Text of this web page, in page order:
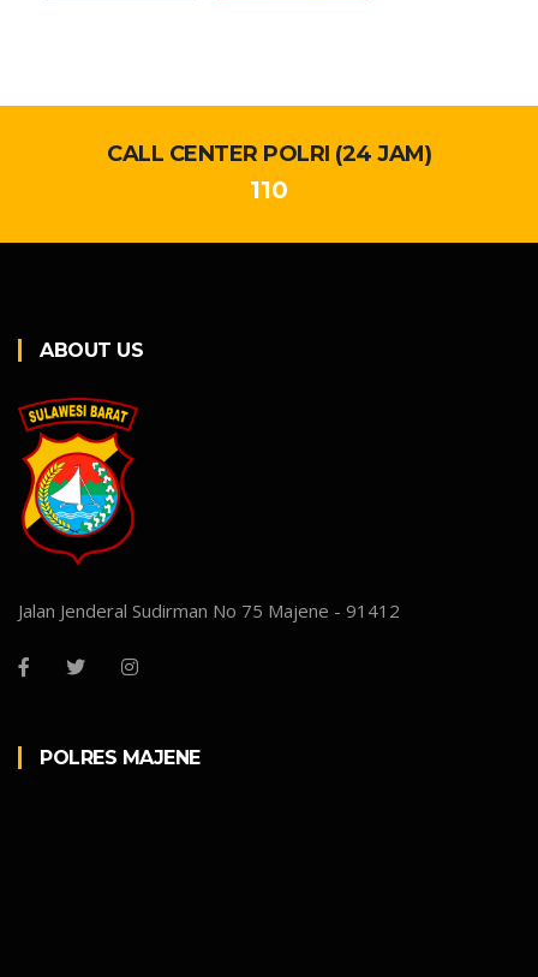
CALL CENTER POLRI (24 JAM)
110
ABOUT US
Jalan Jenderal Sudirman No 75 Majene - 91412
POLRES MAJENE